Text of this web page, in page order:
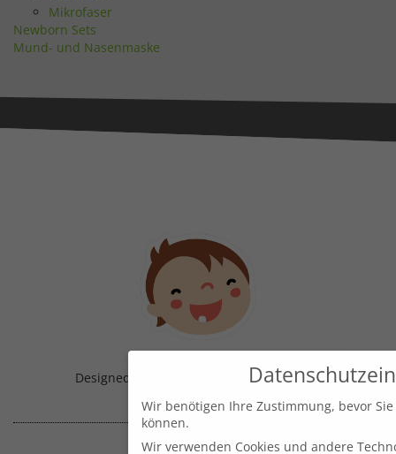
Mikrofaser
Newborn Sets
Mund- und Nasenmaske
Designed & Handmade with in Austria!
Wir benötigen Ihre Zustimmung, bevor
können.
Wir verwenden Cookies und andere